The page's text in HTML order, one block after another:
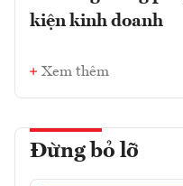
kiện kinh doanh
Xem thêm
Đừng bỏ lỡ